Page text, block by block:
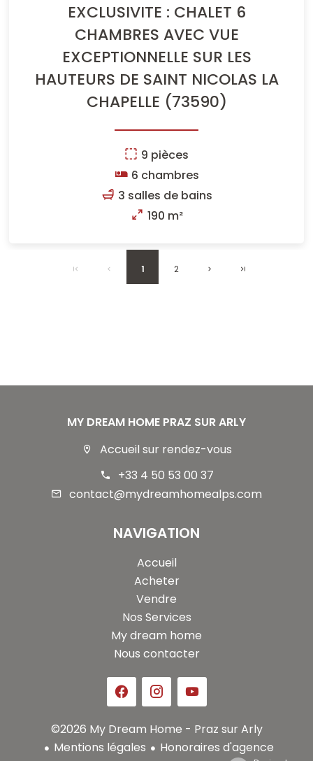
EXCLUSIVITE : CHALET 6
CHAMBRES AVEC VUE
EXCEPTIONNELLE SUR LES
HAUTEURS DE SAINT NICOLAS LA
CHAPELLE (73590)
9 pièces
6 chambres
3 salles de bains
190 m²
1 2
MY DREAM HOME PRAZ SUR ARLY
Accueil sur rendez-vous
+33 4 50 53 00 37
contact@mydreamhomealps.com
NAVIGATION
Accueil
Acheter
Vendre
Nos Services
My dream home
Nous contacter
©2026 My Dream Home - Praz sur Arly
Mentions légales
Honoraires d'agence